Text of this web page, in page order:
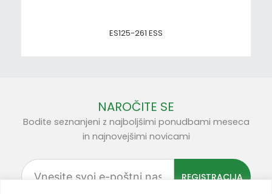
ES125-261 ESS
NAROČITE SE
Bodite seznanjeni z najboljšimi ponudbami meseca
in najnovejšimi novicami
Vnesite
svoj
REGISTRACIJA